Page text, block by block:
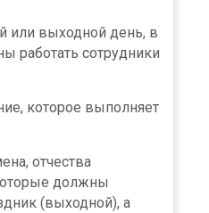
или выходной день, в
работать сотрудники
которое выполняет
отчества
должны
(выходной), а